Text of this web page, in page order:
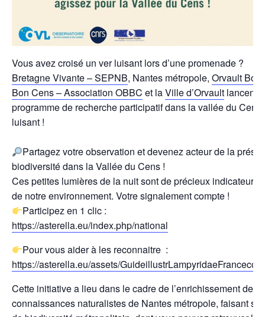
Vous avez croisé un ver luisant lors d’une promenade ?
Bretagne Vivante – SEPNB, Nantes métropole, Orvault
Bon Cens – Association OBBC et laVille d’Orvault lancent
programme de recherche participatif dans la vallée du Cens
luisant !
Partagez votre observation et devenez acteur de la
biodiversité dans la Vallée du Cens !
Ces petites lumières de la nuit sont de précieux indicateurs
de notre environnement. Votre signalement compte !
Participez en 1 clic :
https://asterella.eu/index.php/national
Pour vous aider à les reconnaitre :
https://asterella.eu/assets/
Cette initiative a lieu dans le cadre de l’enrichissement des
connaissances naturalistes de Nantes métropole, faisant